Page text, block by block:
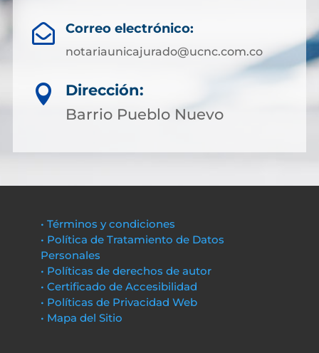
 Correo electrónico:
notariaunicajurado@ucnc.com.co

Dirección:
Barrio Pueblo Nuevo
• Términos y condiciones
• Política de Tratamiento de Datos
Personales
• Políticas de derechos de autor
• Certificado de Accesibilidad
• Políticas de Privacidad Web
• Mapa del Sitio